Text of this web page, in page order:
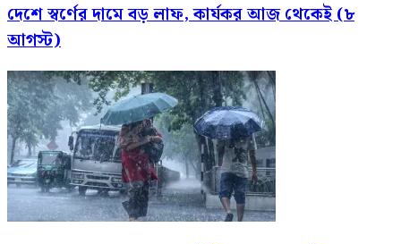
দেশে স্বর্ণের দামে বড় লাফ, কার্যকর আজ থেকেই (৮
আগস্ট)